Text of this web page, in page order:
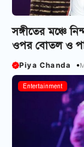
সঙ্গীতের মঞ্চে
ওপর বোতল ও
Piya Chanda
Entertainment